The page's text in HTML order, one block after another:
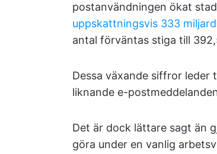
postanvändningen ökat
uppskattningsvis 333
antal förväntas stiga till
Dessa växande siffror leder
liknande e-
Det är dock lättare sagt än
göra under en vanlig